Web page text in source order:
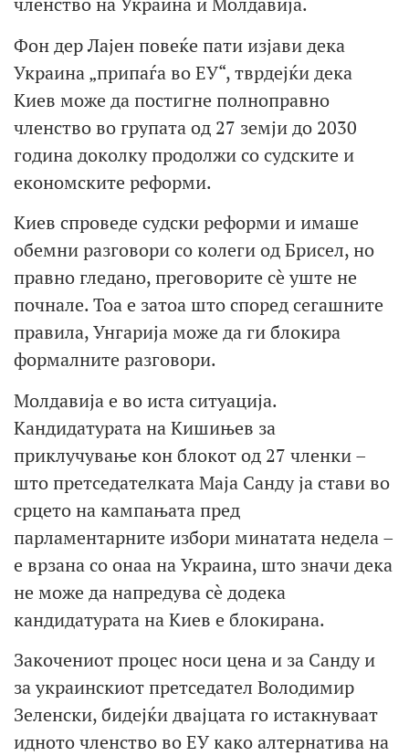
Фон дер Лајен повеќе пати изјави дека
Украина „припаѓа во ЕУ“, тврдејќи дека
Киев може да постигне полноправно
членство во групата од 27 земји до 2030
година доколку продолжи со судските и
економските реформи.
Киев спроведе судски реформи и имаше
обемни разговори со колеги од Брисел, но
правно гледано, преговорите сè уште не
почнале. Тоа е затоа што според сегашните
правила, Унгарија може да ги блокира
формалните разговори.
Молдавија е во иста ситуација.
Кандидатурата на Кишињев за
приклучување кон блокот од 27 членки –
што претседателката Маја Санду ја стави во
срцето на кампањата пред
парламентарните избори минатата недела –
е врзана со онаа на Украина, што значи дека
не може да напредува сè додека
кандидатурата на Киев е блокирана.
Закочениот процес носи цена и за Санду и
за украинскиот претседател Володимир
Зеленски, бидејќи двајцата го истакнуваат
идното членство во ЕУ како алтернатива на